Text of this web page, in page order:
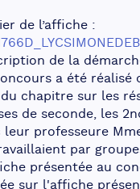
de l’affiche :
de la
a été réalisé
chapitre sur les
de seconde, les
leur professeure
par
présentée au
sur l'affiche